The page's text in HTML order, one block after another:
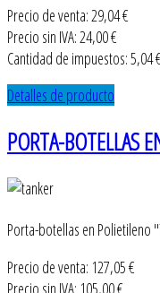
Precio de venta:29,04 €
Precio sin IVA:24,00 €
Cantidad de impuestos:5,04 €
Detalles de producto
PORTA-BOTELLAS
Porta-botellas en Polietileno
Precio de venta: 127,05 €
Precio sin IVA: 105,00 €